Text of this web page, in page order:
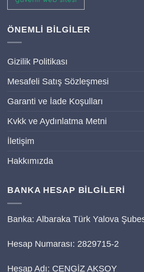
ÖNEMLİ BİLGİLER
Gizilik Politikası
Mesafeli Satış Sözleşmesi
Garanti ve İade Koşulları
Kvkk ve Aydınlatma Metni
İletişim
Hakkımızda
BANKA HESAP BİLGİLERİ
Banka: Albaraka Türk Yalova
Hesap Numarası: 2829715-2
Hesap Adı: CENGİZ AKSOY